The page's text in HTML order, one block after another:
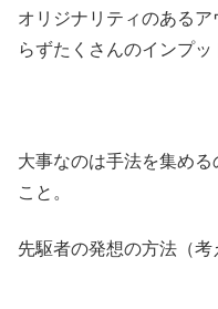
オリジナリティのある
らずたくさんのインプッ
大事なのは手法を集め
こと。
先駆者の発想の方法（考